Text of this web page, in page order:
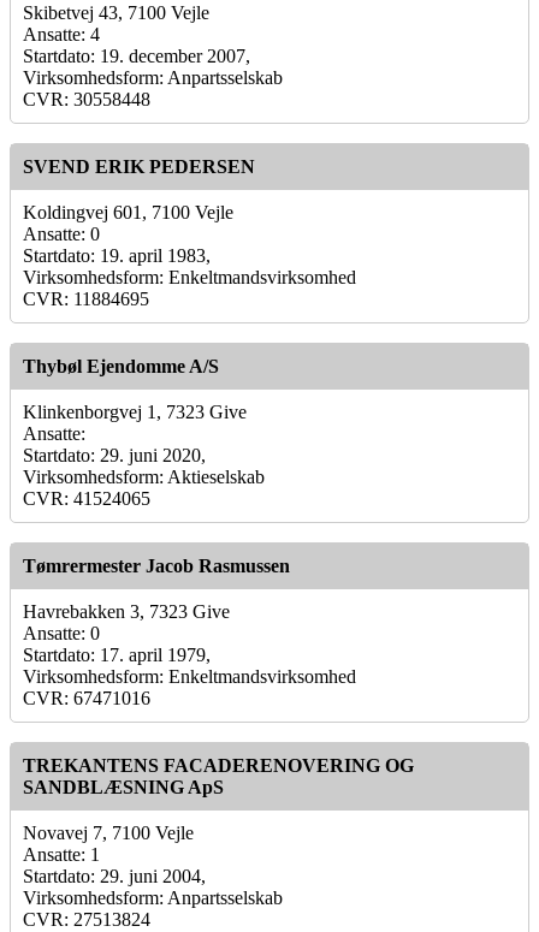
Skibetvej 43, 7100 Vejle
Ansatte: 4
Startdato: 19. december 2007,
Virksomhedsform: Anpartsselskab
CVR: 30558448
SVEND ERIK PEDERSEN
Koldingvej 601, 7100 Vejle
Ansatte: 0
Startdato: 19. april 1983,
Virksomhedsform: Enkeltmandsvirksomhed
CVR: 11884695
Thybøl Ejendomme A/S
Klinkenborgvej 1, 7323 Give
Ansatte:
Startdato: 29. juni 2020,
Virksomhedsform: Aktieselskab
CVR: 41524065
Tømrermester Jacob Rasmussen
Havrebakken 3, 7323 Give
Ansatte: 0
Startdato: 17. april 1979,
Virksomhedsform: Enkeltmandsvirksomhed
CVR: 67471016
TREKANTENS FACADERENOVERING OG
SANDBLÆSNING ApS
Novavej 7, 7100 Vejle
Ansatte: 1
Startdato: 29. juni 2004,
Virksomhedsform: Anpartsselskab
CVR: 27513824